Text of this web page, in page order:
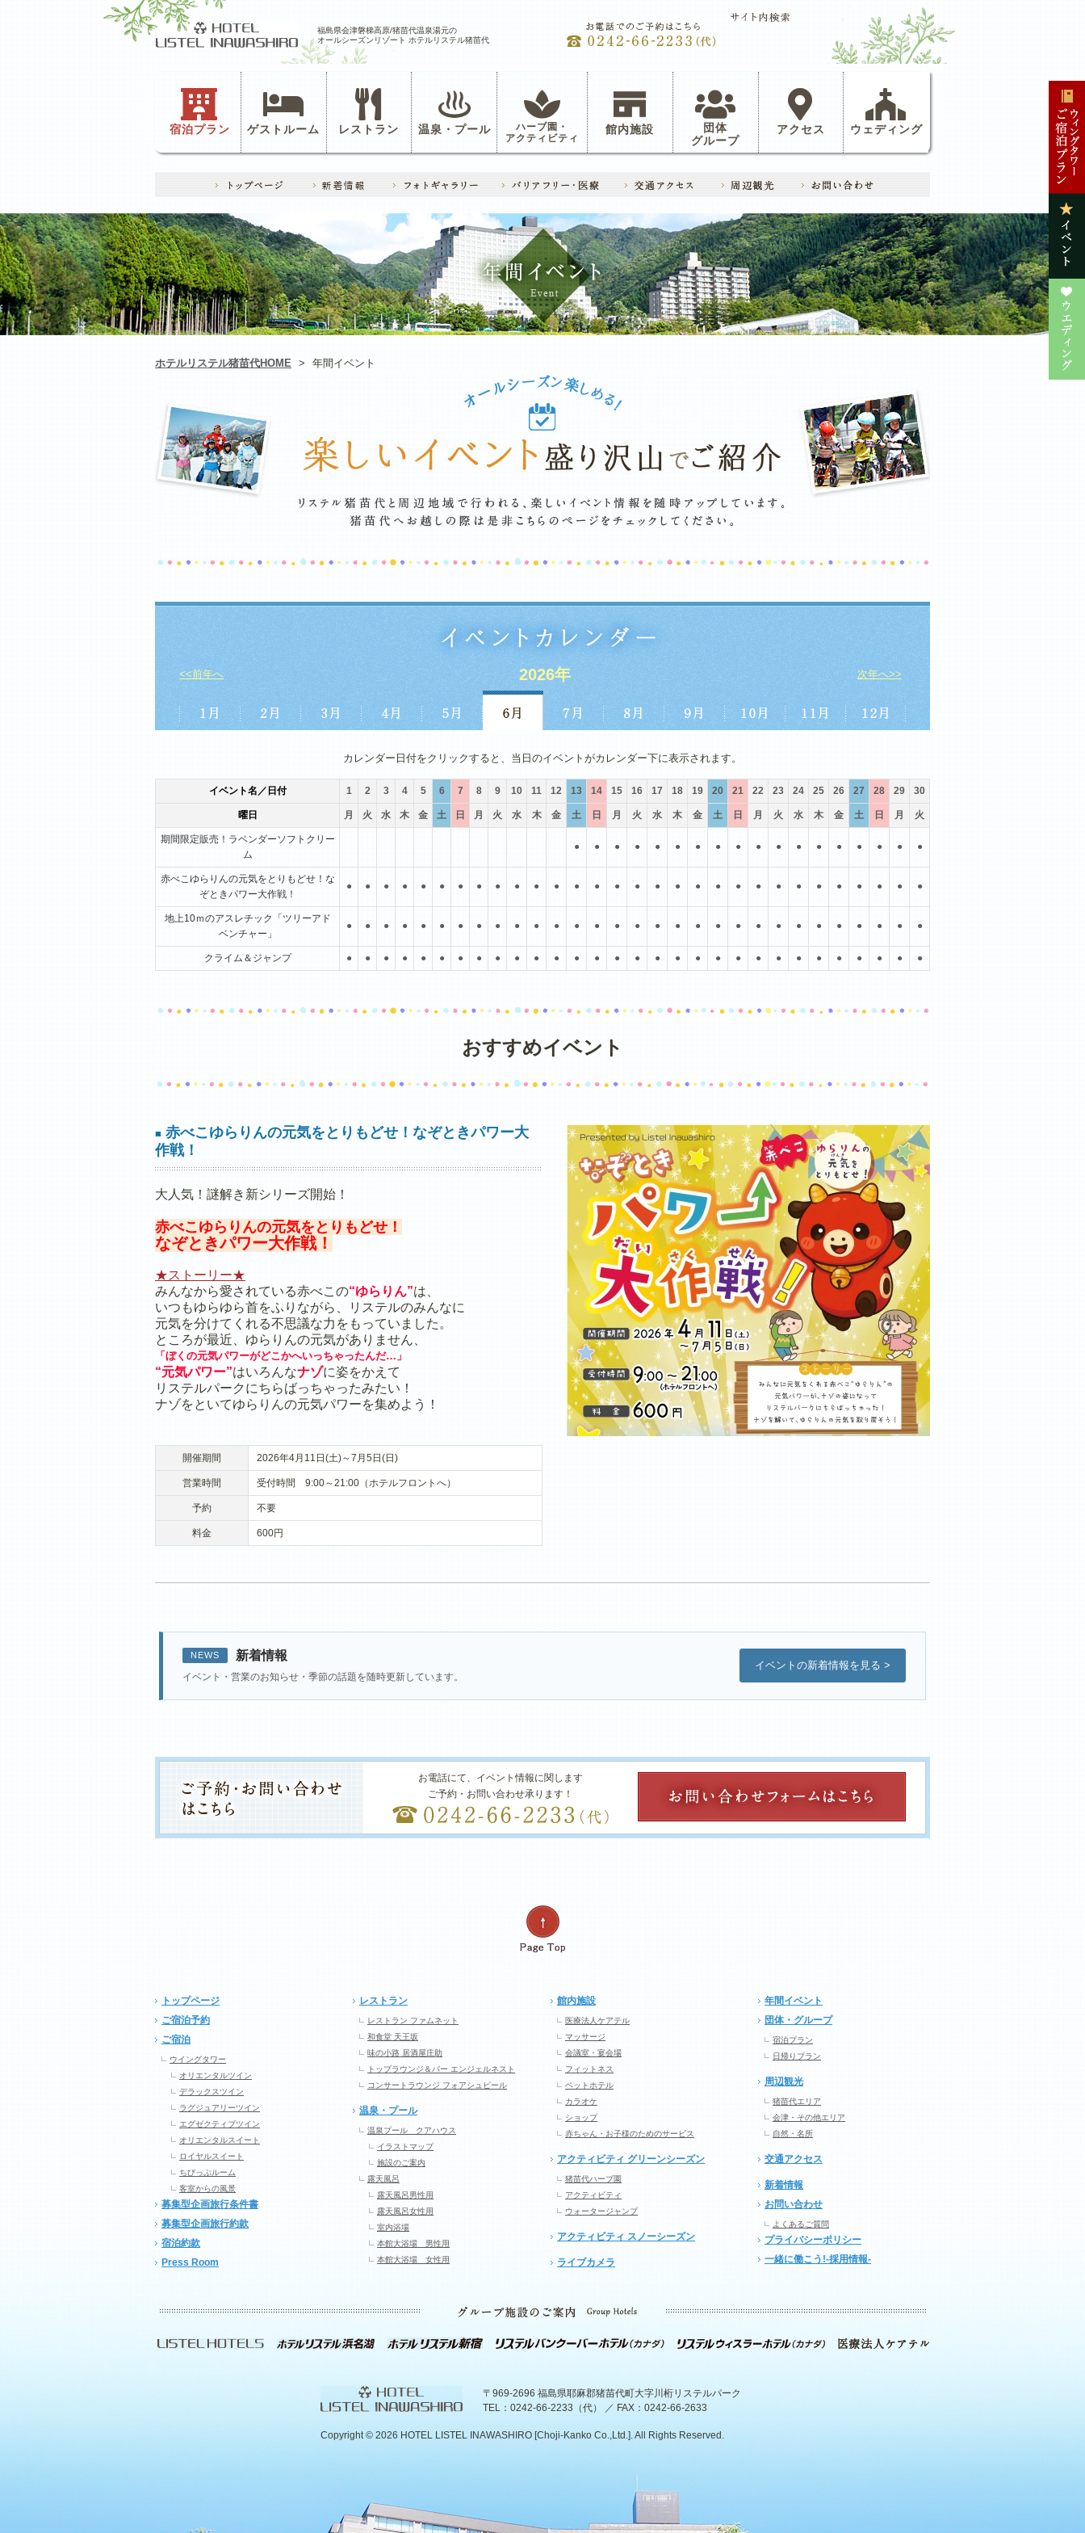
福島県会津磐梯高原/猪苗代温泉湯元の
オールシーズンリゾート ホテルリステル猪苗代
宿泊プラン ゲストルーム レストラン 温泉・プール ハーブ園・
アクティビティ
館内施設
団体
グループ
アクセス ウェディング
ホテルリステル猪苗代HOME > 年間イベント
<<前年へ 2026年 次年へ>>
カレンダー日付をクリックすると、当日のイベントがカレンダー下に表示されます。
イベント名／日付 1 2 3 4 5 6 7 8 9 10 11 12 13 14 15 16 17 18 19 20 21 22 23 24 25 26 27 28 29 30
曜日 月 火 水 木 金 土 日 月 火 水 木 金 土 日 月 火 水 木 金 土 日 月 火 水 木 金 土 日 月 火
期間限定販売！ラベンダーソフトクリー
ム
● ● ● ● ● ● ● ● ● ● ● ● ● ● ● ● ● ●
赤べこゆらりんの元気をとりもどせ！な
ぞときパワー大作戦！
● ● ● ● ● ● ● ● ● ● ● ● ● ● ● ● ● ● ● ● ● ● ● ● ● ● ● ● ● ●
地上10ｍのアスレチック「ツリーアド
ベンチャー」
● ● ● ● ● ● ● ● ● ● ● ● ● ● ● ● ● ● ● ● ● ● ● ● ● ● ● ● ● ●
クライム＆ジャンプ ● ● ● ● ● ● ● ● ● ● ● ● ● ● ● ● ● ● ● ● ● ● ● ● ● ● ● ● ● ●
おすすめイベント
■ 赤べこゆらりんの元気をとりもどせ！なぞときパワー大
作戦！
大人気！謎解き新シリーズ開始！
赤べこゆらりんの元気をとりもどせ！
なぞときパワー大作戦！
★ストーリー★
みんなから愛されている赤べこの“ゆらりん”は、
いつもゆらゆら首をふりながら、リステルのみんなに
元気を分けてくれる不思議な力をもっていました。
ところが最近、ゆらりんの元気がありません、
「ぼくの元気パワーがどこかへいっちゃったんだ…」
“元気パワー”はいろんなナゾに姿をかえて
リステルパークにちらばっちゃったみたい！
ナゾをといてゆらりんの元気パワーを集めよう！
開催期間 2026年4月11日(土)～7月5日(日)
営業時間 受付時間 9:00～21:00（ホテルフロントへ）
予約 不要
料金 600円
NEWS 新着情報
イベント・営業のお知らせ・季節の話題を随時更新しています。
イベントの新着情報を見る >
お電話にて、イベント情報に関します
ご予約・お問い合わせ承ります！
トップページ
ご宿泊予約
ご宿泊
ウイングタワー
オリエンタルツイン
デラックスツイン
ラグジュアリーツイン
エグゼクティブツイン
オリエンタルスイート
ロイヤルスイート
ちびっぷルーム
客室からの風景
募集型企画旅行条件書
募集型企画旅行約款
宿泊約款
Press Room
レストラン
レストラン ファムネット
和食堂 天王坂
味の小路 居酒屋庄助
トップラウンジ＆バー エンジェルネスト
コンサートラウンジ フォアシュピール
温泉・プール
温泉プール クアハウス
イラストマップ
施設のご案内
露天風呂
露天風呂男性用
露天風呂女性用
室内浴場
本館大浴場 男性用
本館大浴場 女性用
館内施設
医療法人ケアテル
マッサージ
会議室・宴会場
フィットネス
ペットホテル
カラオケ
ショップ
赤ちゃん・お子様のためのサービス
アクティビティ グリーンシーズン
猪苗代ハーブ園
アクティビティ
ウォータージャンプ
アクティビティ スノーシーズン
ライブカメラ
年間イベント
団体・グループ
宿泊プラン
日帰りプラン
周辺観光
猪苗代エリア
会津・その他エリア
自然・名所
交通アクセス
新着情報
お問い合わせ
よくあるご質問
プライバシーポリシー
一緒に働こう!-採用情報-
〒969-2696 福島県耶麻郡猪苗代町大字川桁リステルパーク
TEL：0242-66-2233（代） ／ FAX：0242-66-2633
Copyright © 2026 HOTEL LISTEL INAWASHIRO [Choji-Kanko Co.,Ltd.]. All Rights Reserved.